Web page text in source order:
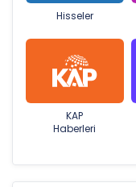
Hisseler
KAP
Haberleri